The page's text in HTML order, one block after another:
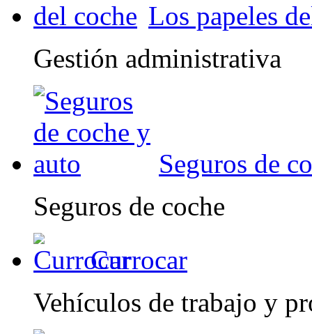
Los papeles
Gestión administrativa
Seguros de
Seguros de coche
Currocar
Vehículos de trabajo y